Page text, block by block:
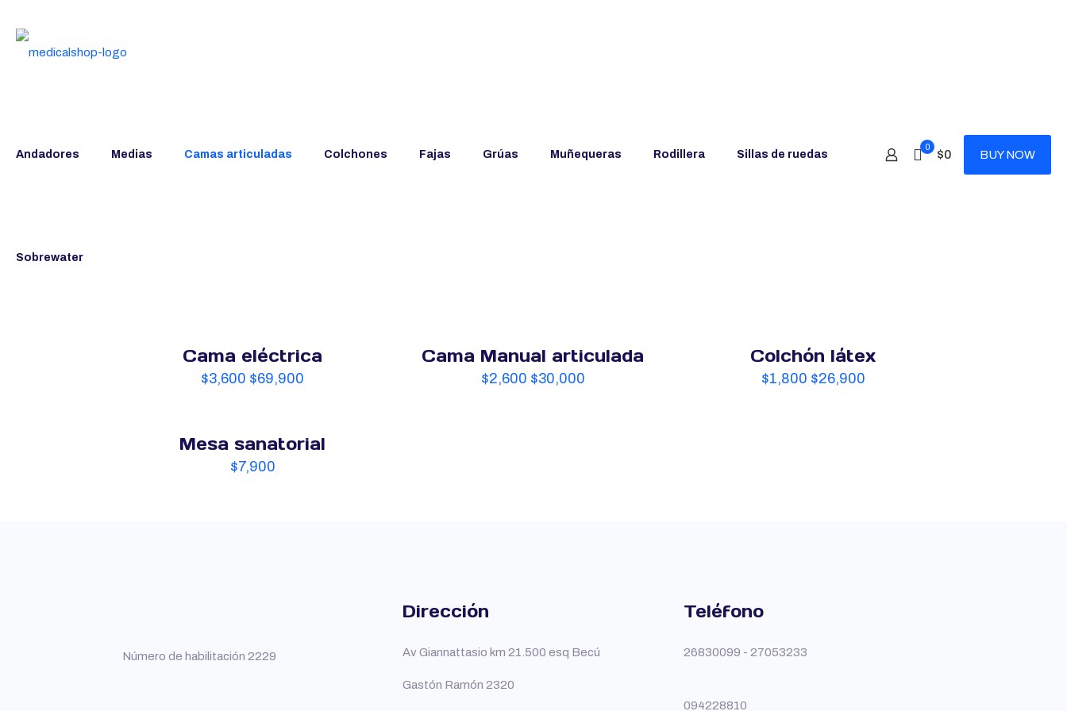
Andadores Medias Camas articuladas Colchones Fajas Grúas Muñequeras Rodillera Sillas de ruedas
Sobrewater
0
$0 BUY NOW
Cama eléctrica
$3,600 $69,900
Cama Manual articulada
$2,600 $30,000
Colchón látex
$1,800 $26,900
Mesa sanatorial
$7,900
Número de habilitación 2229
Dirección
Av Giannattasio km 21.500 esq Becú
Gastón Ramón 2320
Teléfono
26830099 - 27053233
094228810